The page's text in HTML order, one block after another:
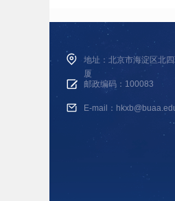
地址：北京市海淀区北
厦
邮政编码：100083
E-mail：